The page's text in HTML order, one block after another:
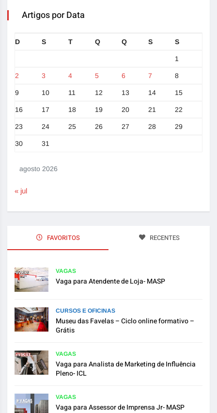
Artigos por Data
agosto 2026
D S T Q Q S S
1
2 3 4 5 6 7 8
9 10 11 12 13 14 15
16 17 18 19 20 21 22
23 24 25 26 27 28 29
30 31
« jul
FAVORITOS RECENTES
VAGAS
Vaga para Atendente de Loja- MASP
CURSOS E OFICINAS
Museu das Favelas – Ciclo online formativo –
Grátis
VAGAS
Vaga para Analista de Marketing de Influência
Pleno- ICL
VAGAS
Vaga para Assessor de Imprensa Jr- MASP